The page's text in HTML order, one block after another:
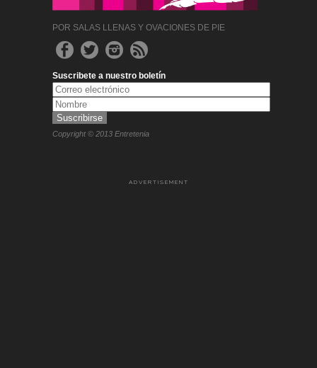
POR SALAS LLENAS Y OVACIONES DE PIE
Suscribete a nuestro boletín
Copyright © 2013 Entretenia
ADVERTISEMENT